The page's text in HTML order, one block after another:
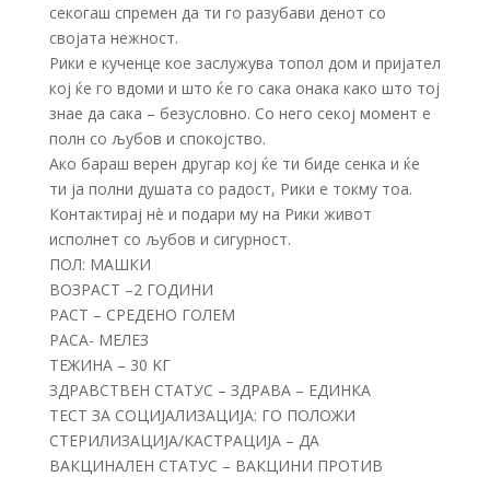
секогаш спремен да ти го разубави денот со
својата нежност.
Рики е кученце кое заслужува топол дом и пријател
кој ќе го вдоми и што ќе го сака онака како што тој
знае да сака – безусловно. Со него секој момент е
полн со љубов и спокојство.
Ако бараш верен другар кој ќе ти биде сенка и ќе
ти ја полни душата со радост, Рики е токму тоа.
Контактирај нè и подари му на Рики живот
исполнет со љубов и сигурност.
ПОЛ: МАШКИ
ВОЗРАСТ –2 ГОДИНИ
РАСТ – СРЕДЕНО ГОЛЕМ
РАСА- МЕЛЕЗ
ТЕЖИНА – 30 KГ
ЗДРАВСТВЕН СТАТУС – ЗДРАВА – ЕДИНКА
ТЕСТ ЗА СОЦИЈАЛИЗАЦИЈА: ГО ПОЛОЖИ
СТЕРИЛИЗАЦИЈА/КАСТРАЦИЈА – ДА
ВАКЦИНАЛЕН СТАТУС – ВАКЦИНИ ПРОТИВ